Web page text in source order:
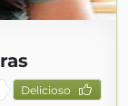
Delicioso